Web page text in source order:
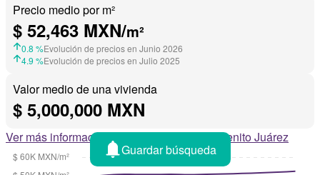
Precio medio por m²
$ 52,463 MXN/m²
0.8 %Evolución de precios en Junio 2026
4.9 %Evolución de precios en Julio 2025
Valor medio de una vivienda
$ 5,000,000 MXN
Ver más información sobre el mercado de Benito Juárez
Guardar búsqueda